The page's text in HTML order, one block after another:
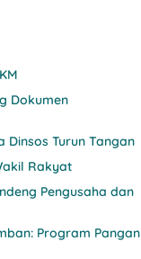
Dokumen
Dinsos Turun Tangan
Rakyat
Pengusaha dan
Program Pangan